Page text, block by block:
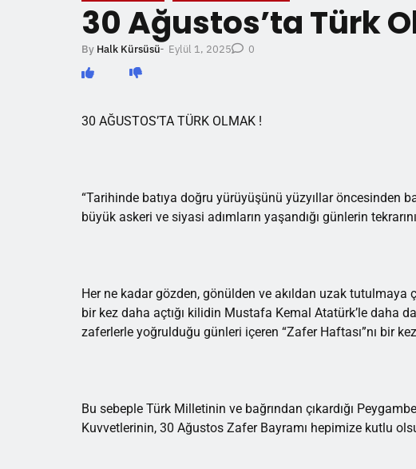
30 Ağustos’ta Türk
By Halk Kürsüsü- Eylül 1, 2025 0
30 AĞUSTOS’TA TÜRK OLMAK !
“Tarihinde batıya doğru yürüyüşünü yüzyıllar öncesinden
büyük askeri ve siyasi adımların yaşandığı günlerin
Her ne kadar gözden, gönülden ve akıldan uzak tutulmaya
bir kez daha açtığı kilidin Mustafa Kemal Atatürk’le daha
zaferlerle yoğrulduğu günleri içeren “Zafer Haftası”nı bir
Bu sebeple Türk Milletinin ve bağrından çıkardığı
Kuvvetlerinin, 30 Ağustos Zafer Bayramı hepimize kutlu